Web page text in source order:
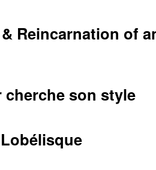
Reincarnation of
cherche son style